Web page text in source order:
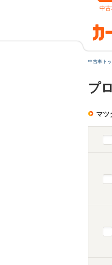
中
中古車ト
プ
マツ